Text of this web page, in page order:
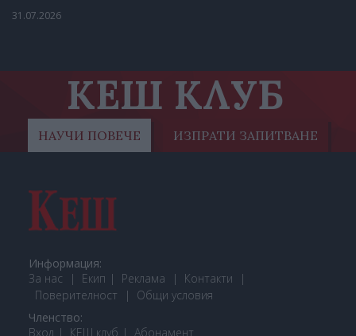
31.07.2026
КЕШ КЛУБ
НАУЧИ ПОВЕЧЕ ИЗПРАТИ ЗАПИТВАНЕ
Информация:
За нас
Екип Реклама
Контакти
Поверителност
Общи условия
Членство:
Вход
КЕШ клуб Абонамент